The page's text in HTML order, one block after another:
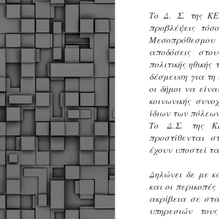
Το Δ. Σ. της
προβλέψεις
αποδόσεις
πολιτικής
δέσμευση για τη
οι δήμοι να
κοινωνικής
ίδιων των
Το Δ.Σ. της
προστίθενται
έχουν υποστεί
Δηλώνει δε με
και οι
ακρίβεια σε
υπηρεσιών